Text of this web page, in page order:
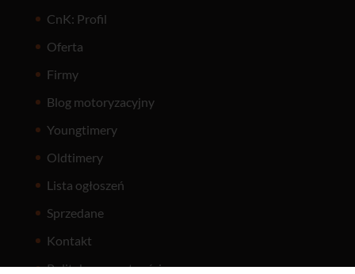
CnK: Profil
Oferta
Firmy
Blog motoryzacyjny
Youngtimery
Oldtimery
Lista ogłoszeń
Sprzedane
Kontakt
Polityka prywatności